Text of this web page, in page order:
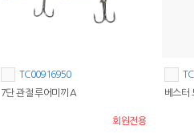
TC00916950
7단 관절 루어미끼 A
회원전용
베스터